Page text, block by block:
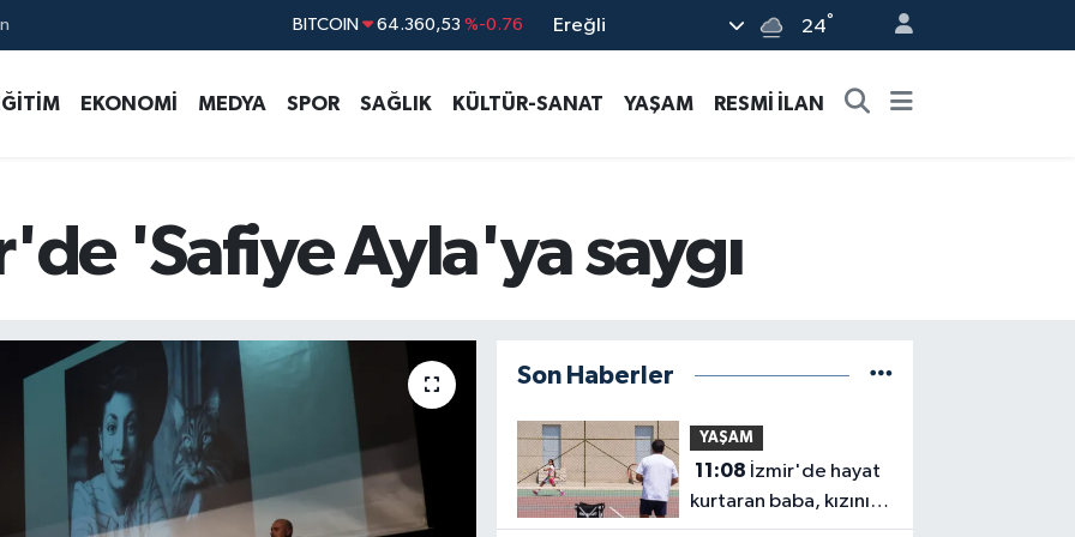
DOLAR 47,7143 %0.16
EURO 55,0317 %-0.02
BİST100 13.887 %64
Ereğli 24°
EKONOMİ MEDYA SPOR SAĞLIK KÜLTÜR-SANAT YAŞAM RESMİ İLAN
'Safiye Ayla'ya saygı
Son Haberler
YAŞAM
11:08
kurtaran baba, kızını
kortlarda